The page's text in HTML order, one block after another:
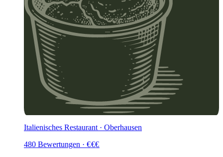
Italienisches Restaurant · Oberhausen
480 Bewertungen · €€€